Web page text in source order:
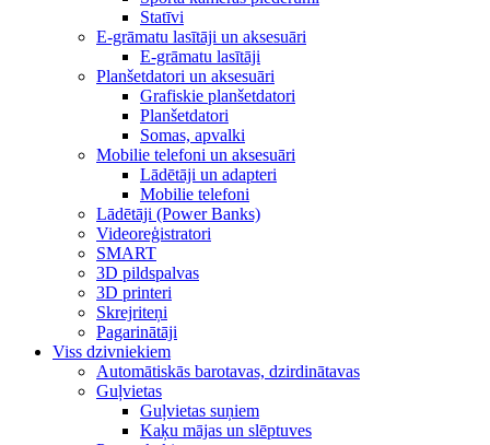
Statīvi
E-grāmatu lasītāji un aksesuāri
E-grāmatu lasītāji
Planšetdatori un aksesuāri
Grafiskie planšetdatori
Planšetdatori
Somas, apvalki
Mobilie telefoni un aksesuāri
Lādētāji un adapteri
Mobilie telefoni
Lādētāji (Power Banks)
Videoreģistratori
SMART
3D pildspalvas
3D printeri
Skrejriteņi
Pagarinātāji
Viss dzivniekiem
Automātiskās barotavas, dzirdinātavas
Guļvietas
Guļvietas suņiem
Kaķu mājas un slēptuves